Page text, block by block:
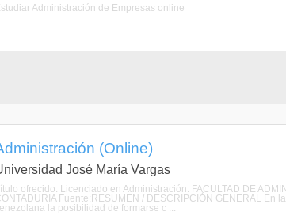
Administración de Empresas online
(Online)
José María Vargas
ofrecido: Licenciado en Administración. FACULTAD DE
Fuente:RESUMEN / DESCRIPCIÓN GENERAL
la posibilidad de formarse c ...